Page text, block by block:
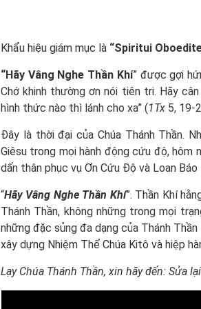
Khẩu hiệu giám mục là “Spiritui
“Hãy Vâng Nghe Thần Khí” được gợi
Chớ khinh thường ơn nói tiên tri. Hãy
hình thức nào thì lánh cho xa” (1Tx 5, 19-
Đây là thời đại của Chúa Thánh Thần.
Giêsu trong mọi hành động cứu độ, hôm
dấn thân phục vụ Ơn Cứu Độ và Loan
“Hãy Vâng Nghe Thần Khí”. Thần Khí
Thánh Thần, không những trong mọi
những đặc sủng đa dạng của Thánh
xây dựng Nhiệm Thể Chúa Kitô và hiệp
Lạy Chúa Thánh Thần, xin hãy đến: Sửa